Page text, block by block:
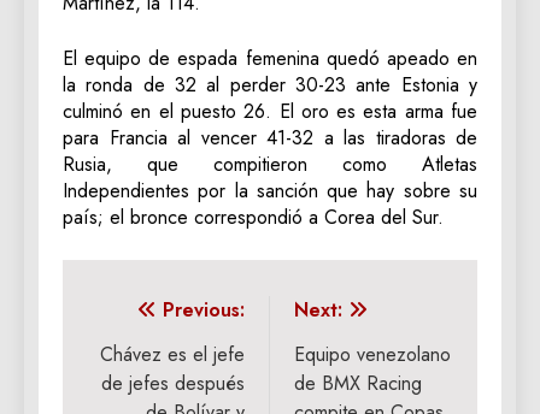
El equipo de espada femenina quedó apeado en
la ronda de 32 al perder 30-23 ante Estonia y
culminó en el puesto 26. El oro es esta arma fue
para Francia al vencer 41-32 a las tiradoras de
Rusia, que compitieron como Atletas
Independientes por la sanción que hay sobre su
país; el bronce correspondió a Corea del Sur.
Navegación
de
entradas
Previous:
Chávez es el jefe
de jefes después
Next:
Equipo venezolano
de BMX Racing